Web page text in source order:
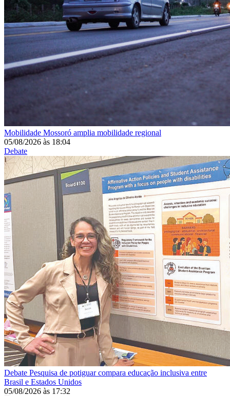
Mobilidade Mossoró amplia mobilidade regional
05/08/2026 às 18:04
Debate
Debate Pesquisa de potiguar compara educação inclusiva entre
Brasil e Estados Unidos
05/08/2026 às 17:32